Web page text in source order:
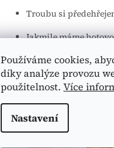
Používáme cookies,
díky analýze provozu
použitelnost. Více
Nastavení
Troubu si
Jakmile máme
Po upečení necháme na